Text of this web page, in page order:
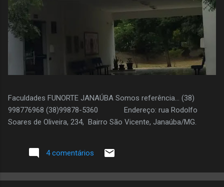
Faculdades FUNORTE JANAÚBA Somos referência... (38)
998776968 (38)99878-5360 Endereço: rua Rodolfo
Soares de Oliveira, 234, Bairro São Vicente, Janaúba/MG.
4 comentários